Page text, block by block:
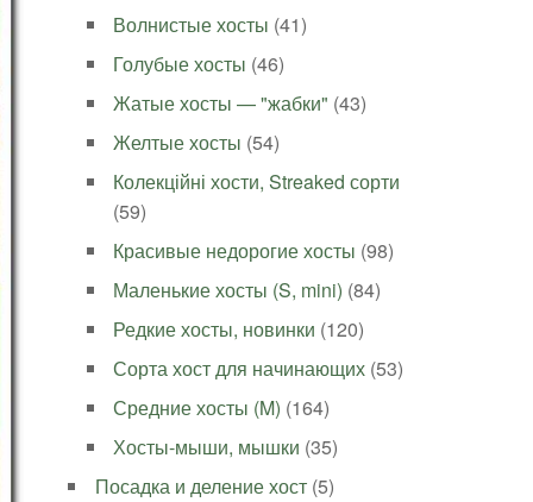
Волнистые хосты (41)
Голубые хосты (46)
Жатые хосты — "жабки" (43)
Желтые хосты (54)
Колекційні хости, Streaked сорти
(59)
Красивые недорогие хосты (98)
Маленькие хосты (S, mini) (84)
Редкие хосты, новинки (120)
Сорта хост для начинающих (53)
Средние хосты (M) (164)
Хосты-мыши, мышки (35)
Посадка и деление хост (5)